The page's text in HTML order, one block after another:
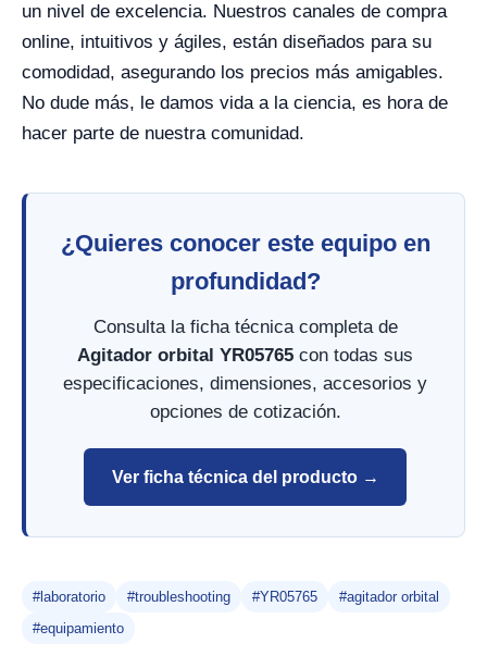
un nivel de excelencia. Nuestros canales de compra
online, intuitivos y ágiles, están diseñados para su
comodidad, asegurando los precios más amigables.
No dude más, le damos vida a la ciencia, es hora de
hacer parte de nuestra comunidad.
¿Quieres conocer este equipo en
profundidad?
Consulta la ficha técnica completa de
Agitador orbital YR05765 con todas sus
especificaciones, dimensiones, accesorios y
opciones de cotización.
Ver ficha técnica del producto →
#laboratorio #troubleshooting #YR05765
#agitador orbital
#equipamiento